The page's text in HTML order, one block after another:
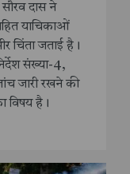
दास ने
याचिकाओं
चिंता जताई है।
संख्या-4,
जारी रखने की
विषय है।